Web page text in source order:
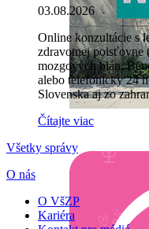
03.08.2026
Online konzultácie s
zdravotnej poisťovne
mozgových blán.
alebo telefonicky 24
Slovenska aj zo
Čítajte viac
Všetky správy
O nás
O VšZP
Kariéra